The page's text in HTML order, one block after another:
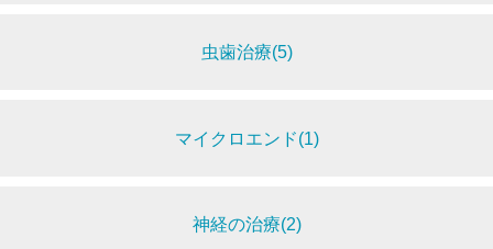
虫歯治療(5)
マイクロエンド(1)
神経の治療(2)